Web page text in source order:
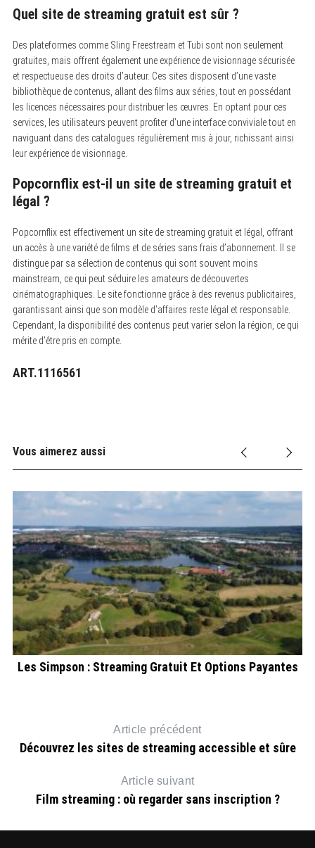
Quel site de streaming gratuit est sûr ?
Des plateformes comme Sling Freestream et Tubi sont non seulement
gratuites, mais offrent également une expérience de visionnage sécurisée
et respectueuse des droits d’auteur. Ces sites disposent d’une vaste
bibliothèque de contenus, allant des films aux séries, tout en possédant
les licences nécessaires pour distribuer les œuvres. En optant pour ces
services, les utilisateurs peuvent profiter d’une interface conviviale tout en
naviguant dans des catalogues régulièrement mis à jour, richissant ainsi
leur expérience de visionnage.
Popcornflix est-il un site de streaming gratuit et
légal ?
Popcornflix est effectivement un site de streaming gratuit et légal, offrant
un accès à une variété de films et de séries sans frais d’abonnement. Il se
distingue par sa sélection de contenus qui sont souvent moins
mainstream, ce qui peut séduire les amateurs de découvertes
cinématographiques. Le site fonctionne grâce à des revenus publicitaires,
garantissant ainsi que son modèle d’affaires reste légal et responsable.
Cependant, la disponibilité des contenus peut varier selon la région, ce qui
mérite d’être pris en compte.
ART.1116561
Vous aimerez aussi
Les Simpson : Streaming Gratuit Et Options Payantes
Article précédent
Découvrez les sites de streaming accessible et sûre
Article suivant
Film streaming : où regarder sans inscription ?